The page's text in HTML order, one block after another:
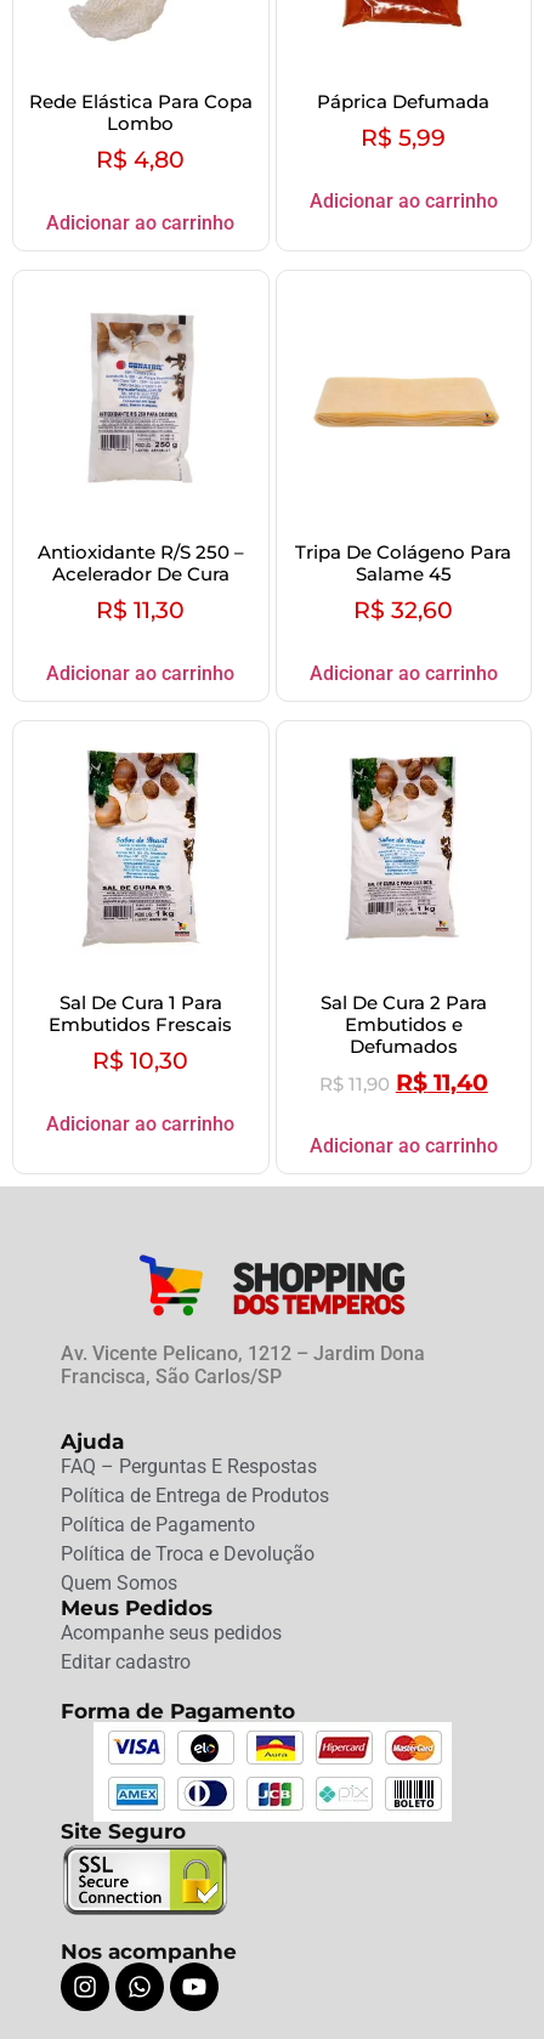
Rede Elástica Para Copa
Lombo
R$ 4,80
Adicionar ao carrinho
Páprica Defumada
R$ 5,99
Adicionar ao carrinho
Antioxidante R/S 250 –
Acelerador De Cura
R$ 11,30
Adicionar ao carrinho
Tripa De Colágeno Para
Salame 45
R$ 32,60
Adicionar ao carrinho
Sal De Cura 1 Para
Embutidos Frescais
R$ 10,30
Adicionar ao carrinho
Sal De Cura 2 Para
Embutidos e
Defumados
R$11,90 R$11,40
Adicionar ao carrinho
Av. Vicente Pelicano, 1212 – Jardim Dona
Francisca, São Carlos/SP
Ajuda
FAQ – Perguntas E Respostas
Política de Entrega de Produtos
Política de Pagamento
Política de Troca e Devolução
Quem Somos
Meus Pedidos
Acompanhe seus pedidos
Editar cadastro
Forma de Pagamento
Site Seguro
Nos acompanhe